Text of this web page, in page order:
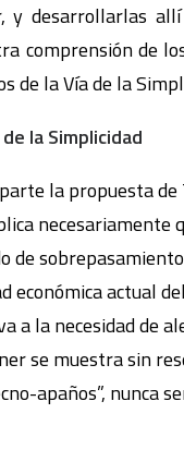
y desarrollarlas
comprensión de
de la Vía de la
la Simplicidad
la propuesta
necesariamente
de sobrepasamiento
económica actual
a la necesidad de
se muestra sin
apaños”, nunca